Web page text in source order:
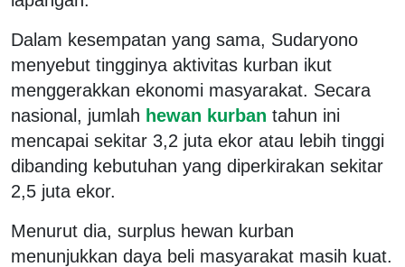
Dalam kesempatan yang sama, Sudaryono
menyebut tingginya aktivitas kurban ikut
menggerakkan ekonomi masyarakat. Secara
nasional, jumlah hewan kurban tahun ini
mencapai sekitar 3,2 juta ekor atau lebih tinggi
dibanding kebutuhan yang diperkirakan sekitar
2,5 juta ekor.
Menurut dia, surplus hewan kurban
menunjukkan daya beli masyarakat masih kuat.